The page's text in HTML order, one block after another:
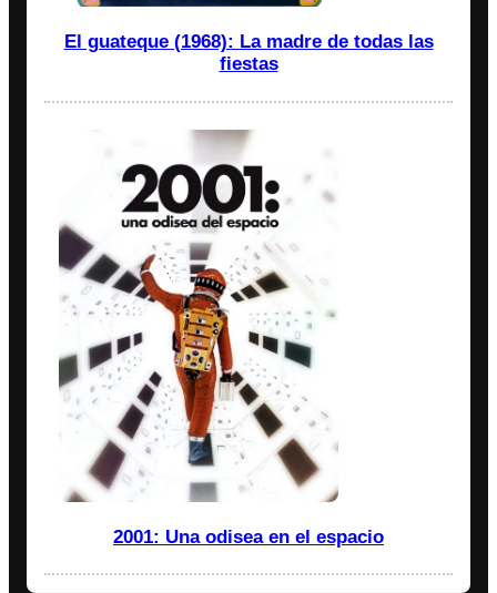
El guateque (1968): La madre de todas las
fiestas
2001: Una odisea en el espacio